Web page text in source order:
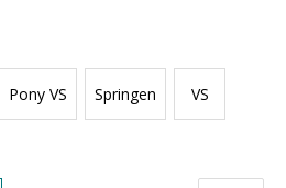
Pony VS Springen VS